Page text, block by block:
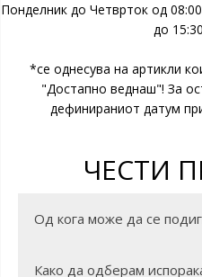
Понделник до Четврток од
до
*се однесува на артикли
"Достапно веднаш"! За
дефинираниот датум
ЧЕСТИ
Од кога може да се
Како да одберам